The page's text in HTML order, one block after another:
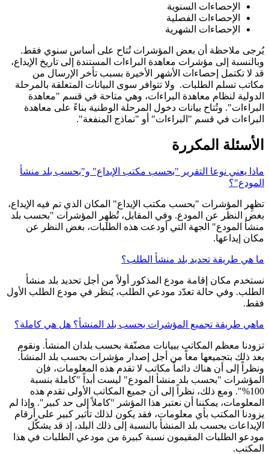
الإحصاءات السنوية
الإحصاءات الفصلية
الإحصاءات الشهرية
يُرجى ملاحظة أن بعض المؤشرات تُتاح على أساس سنوي فقط.
وبالنسبة إلى مؤشرات معاهدة البراءات المستندة إلى تاريخ الإيداع،
قد لا تكتمل إحصاءات الأشهر الأخيرة بسبب تأخر الإرسال من
مكاتب تسلم الطلبات. ولا تتوافر سوى البيانات المتعلقة بالمرحلة
الدولية لنظام معاهدة البراءات، وهي متاحة في قسم "معاهدة
البراءات". وتُتاح بيانات دخول المرحلة الوطنية بناءً على معاهدة
البراءات في قسم "البراءات" أو "نماذج المنفعة".
الأسئلة المكررة
ماذا يعني نوعا التقرير "بحسب مكتب الإيداع" و"بحسب بلد منشأ
المودع"؟
تظهِر المؤشرات "بحسب مكتب الإيداع" المكان الذي تم فيه الإيداع،
بغض النظر عن المودع. وفي المقابل، تُظهِر المؤشرات "بحسب بلد
منشأ المودع" الجهة التي أودعت هذه الطلبات، بغض النظر عن
مكان إيداعها.
ما هي طريقة تحديد بلد منشأ الطلب؟
نستخدم مكان إقامة مودع المذكور أولاً من أجل تحديد بلد منشأ
الطلب. وفي حالة تعدّد مودعي الطلب، يُنظر في مودع الطلب الأول
فقط.
ماهي طريقة تجميع المؤشرات بحسب بلد المنشأ؟ هل هي كاملة؟
تزودنا معظم المكاتب ببيانات مصنّفة بحسب بلدان المنشأ. ونقوم
بعد ذلك بتجميعها معاً من أجل إصدار مؤشرات بحسب بلد المنشأ.
ونظراً إلى أن هناك دائماً مكاتب لا تقدم هذه المعلومات، فإن
المؤشرات "بحسب بلد منشأ المودع" ليست أبداً "كاملة بنسبة
100%". ومع ذلك، نظراً إلى أن جميع المكاتب الأولى تقدم هذه
المعلومات، يمكننا أن نعتبر هذا المؤشر "كاملاً إلى حد كبير". وإذا لم
يزودنا المكتب بأي معلومات، فقد يكون لذلك تأثير كبير على أرقام
الإيداعات بحسب بلد المنشأ بالنسبة إلى ذلك البلد، إذ قد يشكّل
مودعو الطلبات المقيمون نسبة كبيرة من مودعي الطلبات في هذا
المكتب.